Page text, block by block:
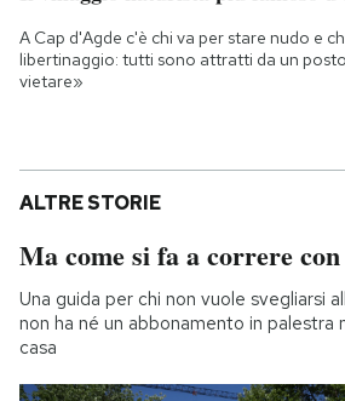
A Cap d'Agde c'è chi va per stare nudo e
libertinaggio: tutti sono attratti da un
vietare»
ALTRE STORIE
Ma come si fa a correre
Una guida per chi non vuole svegliarsi
non ha né un abbonamento in palestra
casa